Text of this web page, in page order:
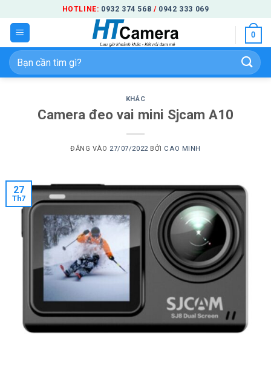
qua
nội
dung
HOTLINE: 0932 374 568 / 0942 333 069
0
Tìm
kiếm:
KHÁC
Camera đeo vai mini Sjcam A10
ĐĂNG VÀO 27/07/2022 BỞI CAO MINH
27
Th7